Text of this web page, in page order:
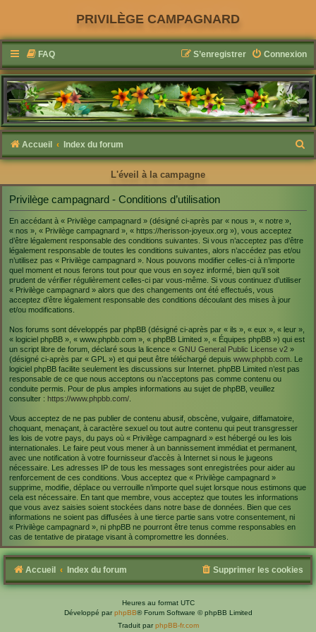
PRIVILÈGE CAMPAGNARD
FAQ Connexion
S’enregistrer
Accueil Index du forum
e
L'éveil à la campagne
Privilège campagnard - Conditions d’utilisation
En accédant à « Privilège campagnard » (désigné ci-après par « nous », « notre »,
« nos », « Privilège campagnard », « https://herisson-joyeux.org »), vous acceptez
d’être légalement responsable des conditions suivantes. Si vous n’acceptez pas d’être
légalement responsable de toutes les conditions suivantes, alors n’accédez pas et/ou
n’utilisez pas « Privilège campagnard ». Nous pouvons modifier celles-ci à n’importe
quel moment et nous ferons tout pour que vous en soyez informé, bien qu’il soit
prudent de vérifier régulièrement celles-ci par vous-même. Si vous continuez d’utiliser
« Privilège campagnard » alors que des changements ont été effectués, vous
acceptez d’être légalement responsable des conditions découlant des mises à jour
et/ou modifications.
Nos forums sont développés par phpBB (désigné ci-après par « ils », « eux », « leur »,
« logiciel phpBB », « www.phpbb.com », « phpBB Limited », « Équipes phpBB ») qui est
un script libre de forum, déclaré sous la licence « GNU General Public License v2 »
(désigné ci-après par « GPL ») et qui peut être téléchargé depuis www.phpbb.com . Le
logiciel phpBB facilite seulement les discussions sur Internet. phpBB Limited n’est pas
responsable de ce que nous acceptons ou n’acceptons pas comme contenu ou
conduite permis. Pour de plus amples informations au sujet de phpBB, veuillez
consulter : https://www.phpbb.com/
Vous acceptez de ne pas publier de contenu abusif, obscène, vulgaire, diffamatoire,
choquant, menaçant, à caractère sexuel ou tout autre contenu qui peut transgresser
les lois de votre pays, du pays où « Privilège campagnard » est hébergé ou les lois
internationales. Le faire peut vous mener à un bannissement immédiat et permanent,
avec une notification à votre fournisseur d’accès à Internet si nous le jugeons
nécessaire. Les adresses IP de tous les messages sont enregistrées pour aider au
renforcement de ces conditions. Vous acceptez que « Privilège campagnard »
supprime, modifie, déplace ou verrouille n’importe quel sujet lorsque nous estimons que
cela est nécessaire. En tant que membre, vous acceptez que toutes les informations
que vous avez saisies soient stockées dans notre base de données. Bien que ces
informations ne soient pas diffusées à une tierce partie sans votre consentement, ni
« Privilège campagnard », ni phpBB ne pourront être tenus comme responsables en
cas de tentative de piratage visant à compromettre les données.
Accueil Index du forum Supprimer les cookies
Heures au format UTC
Développé par phpBB® Forum Software © phpBB Limited
Traduit par phpBB-fr.com